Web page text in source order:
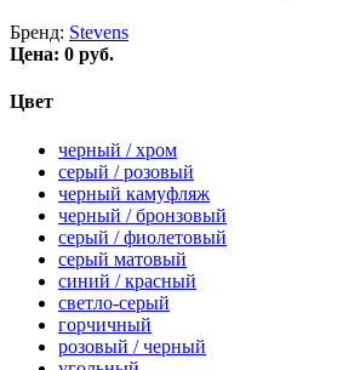
Бренд: Stevens
Цена: 0 руб.
Цвет
черный / хром
серый / розовый
черный камуфляж
черный / бронзовый
серый / фиолетовый
серый матовый
синий / красный
светло-серый
горчичный
розовый / черный